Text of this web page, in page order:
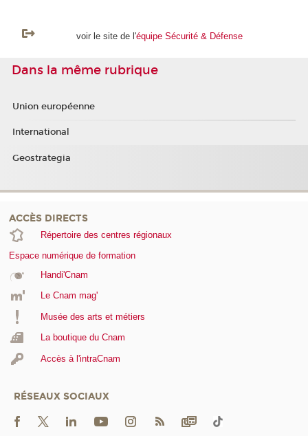
voir le site de l'équipe Sécurité & Défense
Dans la même rubrique
Union européenne
International
Geostrategia
ACCÈS DIRECTS
Répertoire des centres régionaux
Espace numérique de formation
Handi'Cnam
Le Cnam mag'
Musée des arts et métiers
La boutique du Cnam
Accès à l'intraCnam
RÉSEAUX SOCIAUX